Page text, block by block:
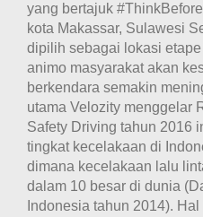
yang bertajuk
kota Makassar, Sulawesi
dipilih sebagai lokasi
animo masyarakat akan
berkendara semakin
utama Velozity menggelar
Safety Driving tahun 2016
tingkat kecelakaan di
dimana kecelakaan lalu
dalam 10 besar di dunia
Indonesia tahun 2014).